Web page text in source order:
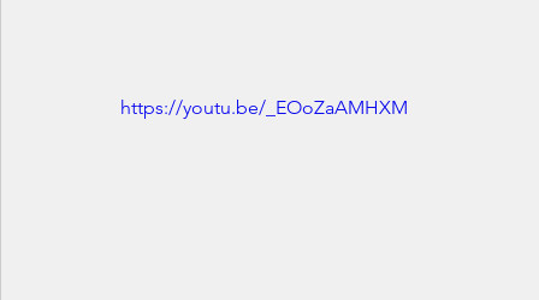
https://youtu.be/_EOoZaAMHXM